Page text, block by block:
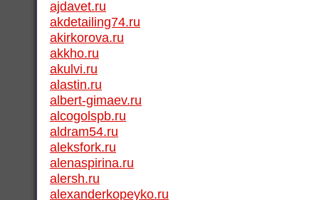
ajdavet.ru
akdetailing74.ru
akirkorova.ru
akkho.ru
akulvi.ru
alastin.ru
albert-gimaev.ru
alcogolspb.ru
aldram54.ru
aleksfork.ru
alenaspirina.ru
alersh.ru
alexanderkopeyko.ru